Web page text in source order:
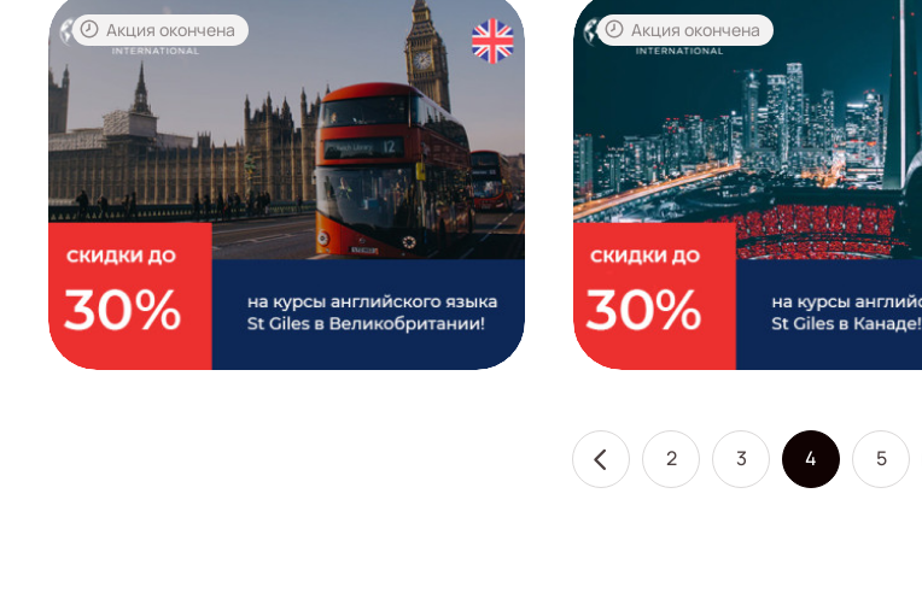
Акция окончена Акция окончена
2 3 4 5